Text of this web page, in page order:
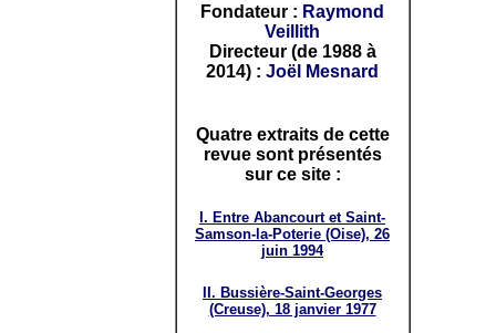
Fondateur : Raymond
Veillith
Directeur (de 1988 à
2014) : Joël Mesnard
Quatre extraits de cette
revue sont présentés
sur ce site :
I. Entre Abancourt et Saint-
Samson-la-Poterie (Oise), 26
juin 1994
II. Bussière-Saint-Georges
(Creuse), 18 janvier 1977